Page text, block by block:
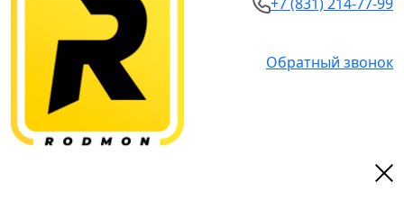
Обратный звонок